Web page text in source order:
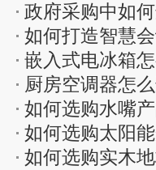
政府采购中如
如何打造智慧
嵌入式电冰箱
厨房空调器怎
如何选购水嘴
如何选购太阳
如何选购实木